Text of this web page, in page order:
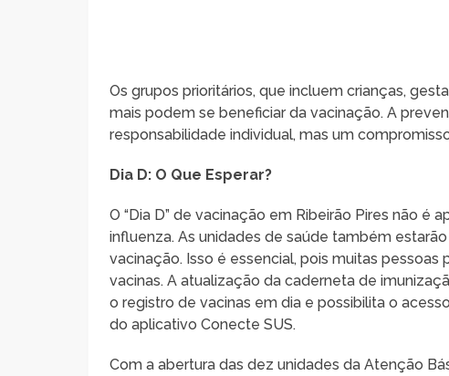
Os grupos prioritários, que incluem crianças,
mais podem se beneficiar da vacinação. A
responsabilidade individual, mas um
Dia D: O Que Esperar?
O “Dia D” de vacinação em Ribeirão Pires não é
influenza. As unidades de saúde também
vacinação. Isso é essencial, pois muitas
vacinas. A atualização da caderneta de
o registro de vacinas em dia e possibilita o
do aplicativo Conecte SUS.
Com a abertura das dez unidades da Atenção